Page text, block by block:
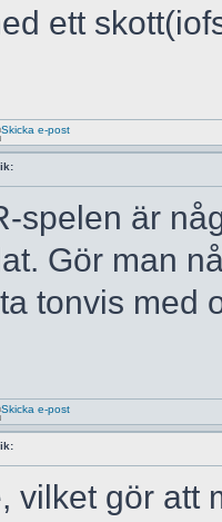
ett
spelen är
Gör man
tonvis med
vilket gör att